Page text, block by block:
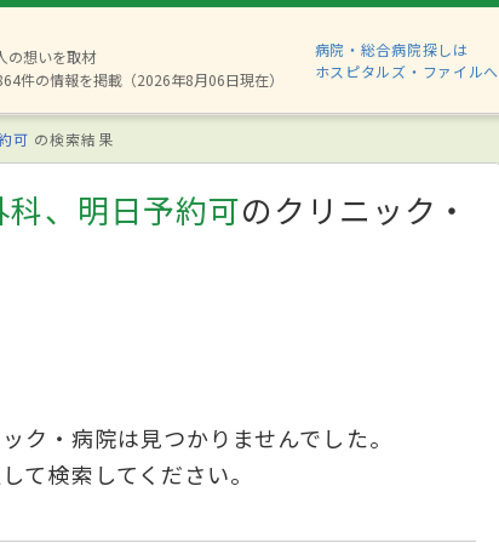
の想いを取材
件の情報を掲載（2026年8月06日現在）
病院・総合病院探しは
ホスピタルズ・ファイルへ
可 の検索結果
、明日予約可のクリニック・
ク・病院は見つかりませんでした。
て検索してください。